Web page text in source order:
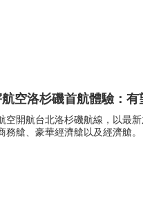
空洛杉磯首航體驗：
空開航台北洛杉磯航線，以最
務艙、豪華經濟艙以及經濟艙。